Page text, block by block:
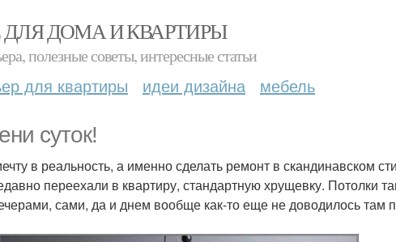
ДЛЯ ДОМА И КВАРТИРЫ
полезные советы, интересные статьи
для квартиры идеи дизайна мебель
суток!
в реальность, а именно сделать ремонт в скандинавском
переехали в квартиру, стандартную хрущевку. Потолки
сами, да и днем вообще как-то еще не доводилось там